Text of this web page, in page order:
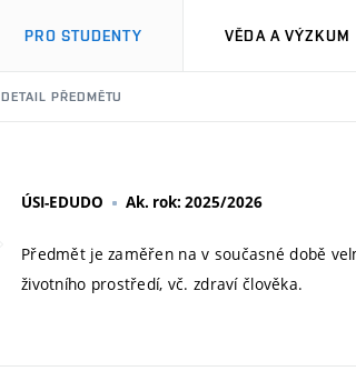
PRO STUDENTY VĚDA A VÝZKUM
DETAIL PŘEDMĚTU
ÚSI-EDUDO Ak. rok: 2025/2026
Předmět je zaměřen na v současné době
životního prostředí, vč. zdraví člověka.